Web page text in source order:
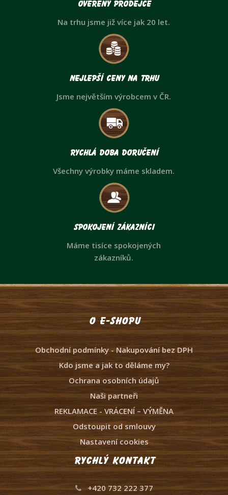
Ověřený prodejce
Na trhu jsme již více jak 20 let.
Nejlepší ceny na trhu
Jsme největším výrobcem v ČR.
Rychlá doba doručení
Všechny výrobky máme skladem.
Spokojení zákazníci
Máme tisíce spokojených
zákazníků.
O e-shopu
Obchodní podmínky - Nakupování bez DPH
Kdo jsme a jak to děláme my?
Ochrana osobních údajů
Naši partneři
REKLAMACE - VRÁCENÍ – VÝMĚNA
Odstoupit od smlouvy
Nastavení cookies
Rychlý kontakt
+420 732 222 377